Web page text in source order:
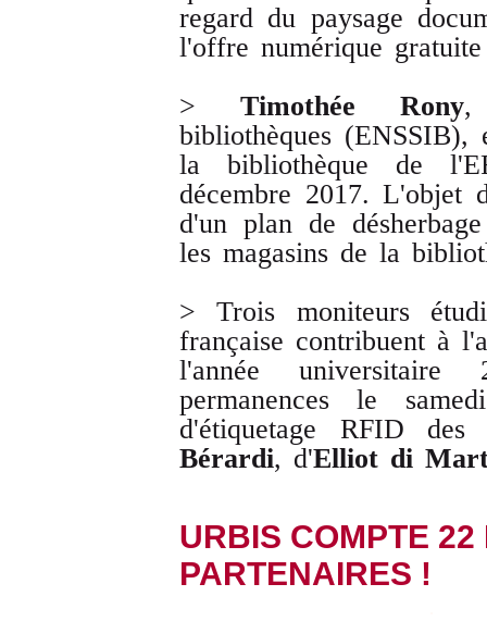
regard du paysage
l'offre numérique
> Timothée Rony,
bibliothèques
la bibliothèque de
décembre 2017. L'objet
d'un plan de
les magasins de la
> Trois moniteurs
française contribuent à
l'année universitaire
permanences le
d'étiquetage RFID
Bérardi, d'Elliot di
URBIS COMPTE
PARTENAIRES !